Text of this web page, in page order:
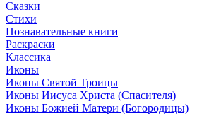
Сказки
Стихи
Познавательные книги
Раскраски
Классика
Иконы
Иконы Святой Троицы
Иконы Иисуса Христа (Спасителя)
Иконы Божией Матери (Богородицы)